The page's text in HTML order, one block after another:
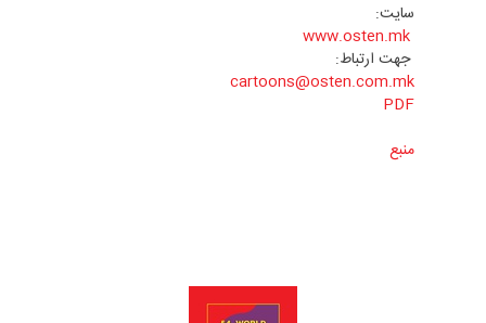
سایت:
www.osten.mk
جهت ارتباط:
cartoons@osten.com.mk
PDF
منبع